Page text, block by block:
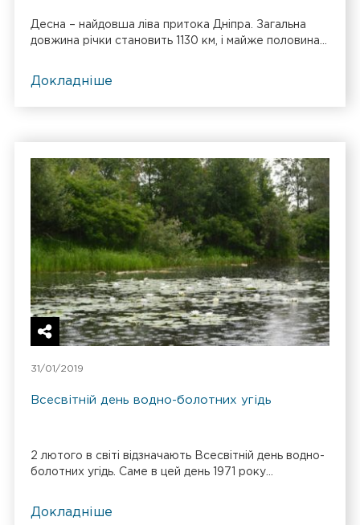
Десна – найдовша ліва притока Дніпра. Загальна
довжина річки становить 1130 км, і майже половина...
Докладніше
31/01/2019
Всесвітній день водно-болотних угідь
2 лютого в світі відзначають Всесвітній день водно-
болотних угідь. Саме в цей день 1971 року...
Докладніше